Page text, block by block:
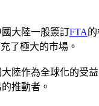
大陸一般簽訂FTA
了極大的市場。
陸作為全球化的受
推動者。